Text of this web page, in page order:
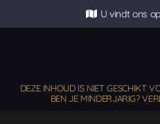
U vindt ons
DEZE INHOUD IS NIET GESCHIKT
BEN JE MINDERJARIG?